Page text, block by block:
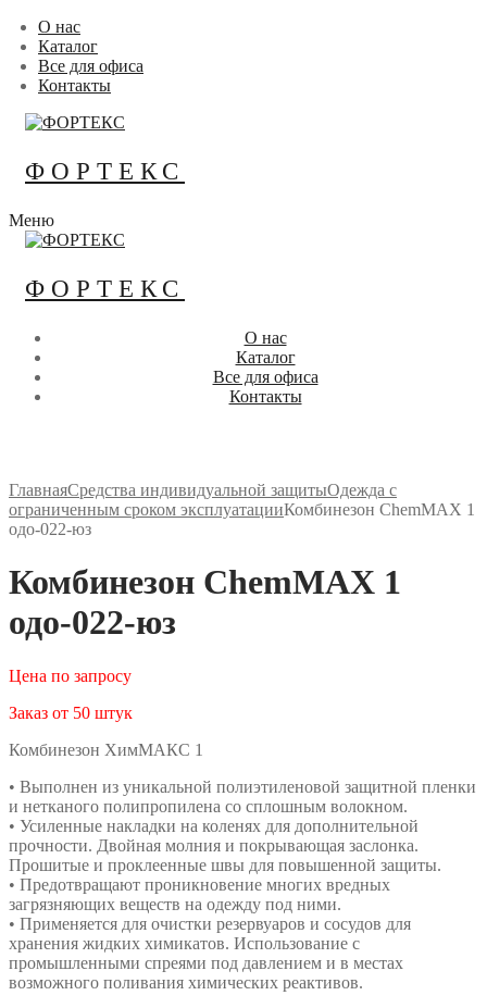
Перейти
содержимому
Меню
Закрыть
О нас
Каталог
Все для офиса
Контакты
ФОРТЕКС
Меню
ФОРТЕКС
О нас
Каталог
Все для офиса
Контакты
ГлавнаяСредства индивидуальной защитыОдежда с
ограниченным сроком эксплуатацииКомбинезон ChemMAX 1
одо-022-юз
Комбинезон ChemMAX 1
одо-022-юз
Цена по запросу
Заказ от 50 штук
Комбинезон ХимМАКС 1
• Выполнен из уникальной полиэтиленовой защитной пленки
и нетканого полипропилена со сплошным волокном.
• Усиленные накладки на коленях для дополнительной
прочности. Двойная молния и покрывающая заслонка.
Прошитые и проклеенные швы для повышенной защиты.
• Предотвращают проникновение многих вредных
загрязняющих веществ на одежду под ними.
• Применяется для очистки резервуаров и сосудов для
хранения жидких химикатов. Использование с
промышленными спреями под давлением и в местах
возможного поливания химических реактивов.